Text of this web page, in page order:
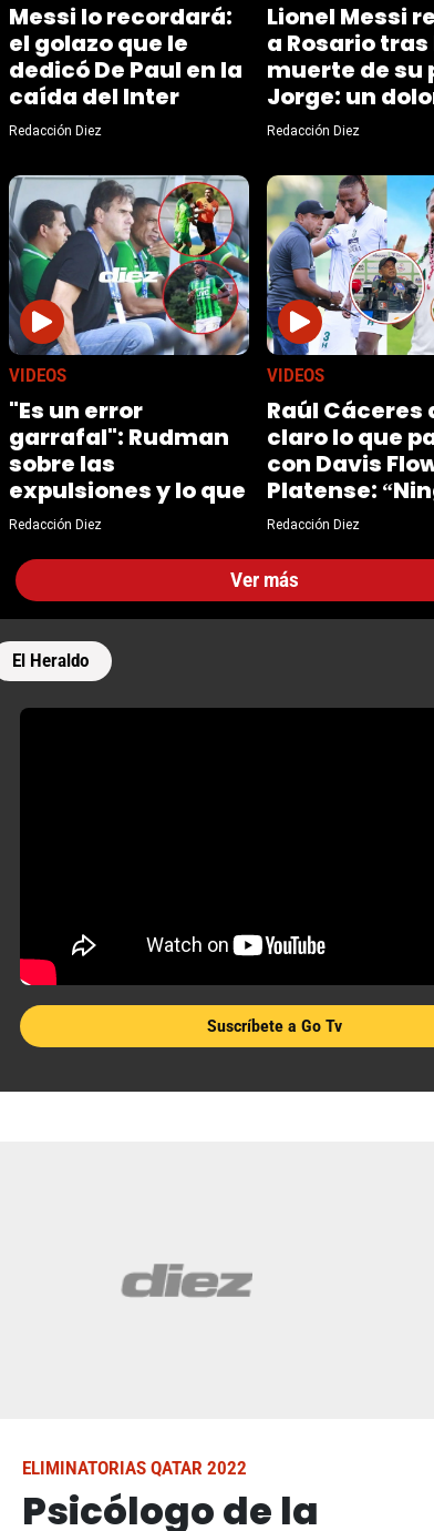
Messi lo recordará:
el golazo que le
dedicó De Paul en la
caída del Inter
Miami
Redacción Diez
Lionel Messi
a Rosario tras
muerte de su
Jorge: un
reencuentro
Redacción Diez
VIDEOS
"Es un error
garrafal": Rudman
sobre las
expulsiones y lo que
pasó con Elis
Redacción Diez
VIDEOS
Raúl Cáceres
claro lo que
con Davis
Platense:
tiktoker”
Redacción Diez
Ver más
El Heraldo
Suscríbete a Go Tv
ELIMINATORIAS QATAR 2022
Psicólogo de la